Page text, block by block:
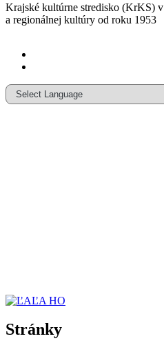
Krajské kultúrne stredisko (KrKS) v
a regionálnej kultúry od roku 1953
Stránky